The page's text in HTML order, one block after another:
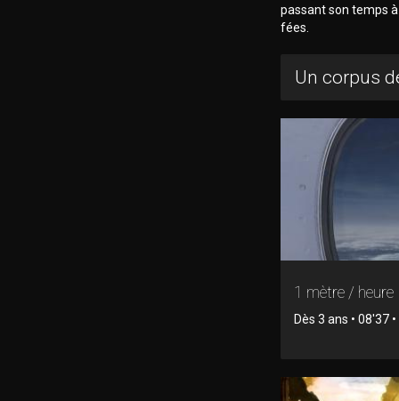
passant son temps
fées.
Un corpus
1 mètre / heure
Dès 3 ans • 08'37